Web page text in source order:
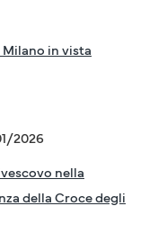
Milano in vista
2026
nella
della Croce degli